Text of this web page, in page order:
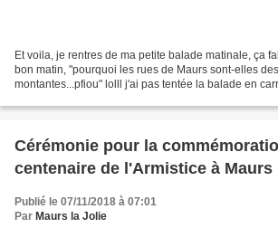
Et voila, je rentres de ma petite balade matinale, ça
bon matin, "pourquoi les rues de Maurs sont-elles
montantes...pfiou" lolll j'ai pas tentée la balade en
Cérémonie pour la
centenaire de l'Armistice à Maurs
Publié le 07/11/2018 à 07:01
Par Maurs la Jolie